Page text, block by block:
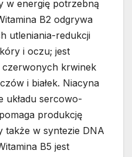
w energię potrzebną
B2 odgrywa
utleniania-redukcji
i oczu; jest
czerwonych krwinek
i białek. Niacyna
układu sercowo-
produkcję
także w syntezie DNA
B5 jest